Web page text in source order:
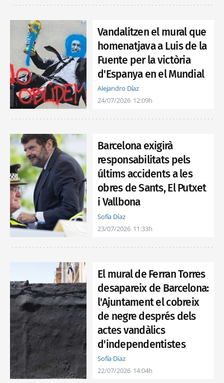
Vandalitzen el mural que
homenatjava a Luis de la
Fuente per la victòria
d'Espanya en el Mundial
Alejandro Díaz
24/07/2026 12:09h
Barcelona exigirà
responsabilitats pels
últims accidents a les
obres de Sants, El Putxet
i Vallbona
Sofía Díaz
23/07/2026 11:33h
El mural de Ferran Torres
desapareix de Barcelona:
l'Ajuntament el cobreix
de negre després dels
actes vandàlics
d'independentistes
Sofía Díaz
22/07/2026 14:04h